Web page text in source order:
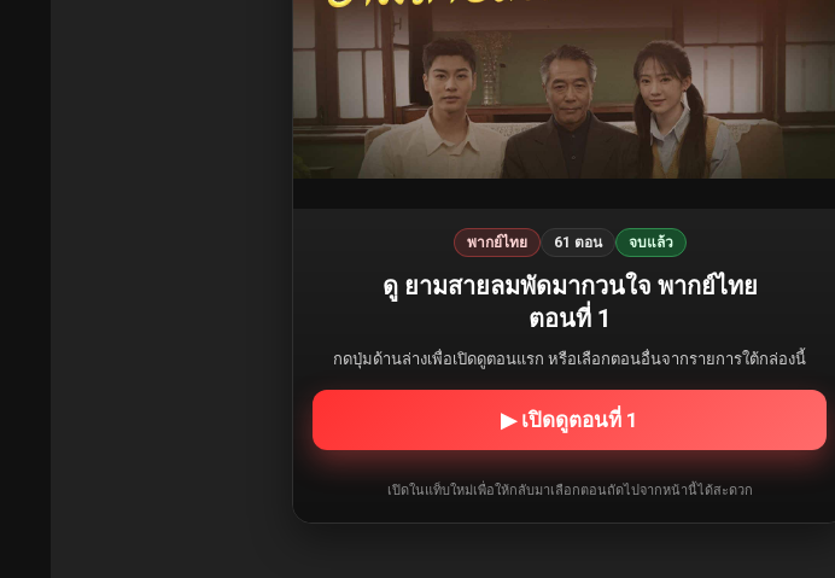
พากย์ไทย 61 ตอน จบแล้ว
ดู ยามสายลมพัดมากวนใจ พากย์ไทย
ตอนที่ 1
กดปุ่มด้านล่างเพื่อเปิดดูตอนแรก หรือเลือกตอนอื่นจากรายการใต้กล่องนี้
▶ เปิดดูตอนที่ 1
เปิดในแท็บใหม่เพื่อให้กลับมาเลือกตอนถัดไปจากหน้านี้ได้สะดวก